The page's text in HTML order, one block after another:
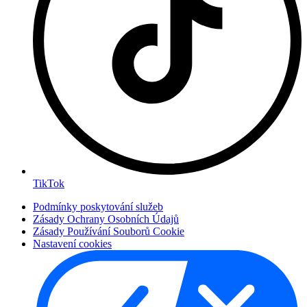
TikTok
Podmínky poskytování služeb
Zásady Ochrany Osobních Údajů
Zásady Používání Souborů Cookie
Nastavení cookies